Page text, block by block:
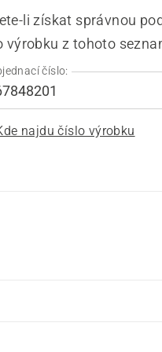
li získat správnou
výrobku z tohoto
číslo:
najdu číslo výrobku